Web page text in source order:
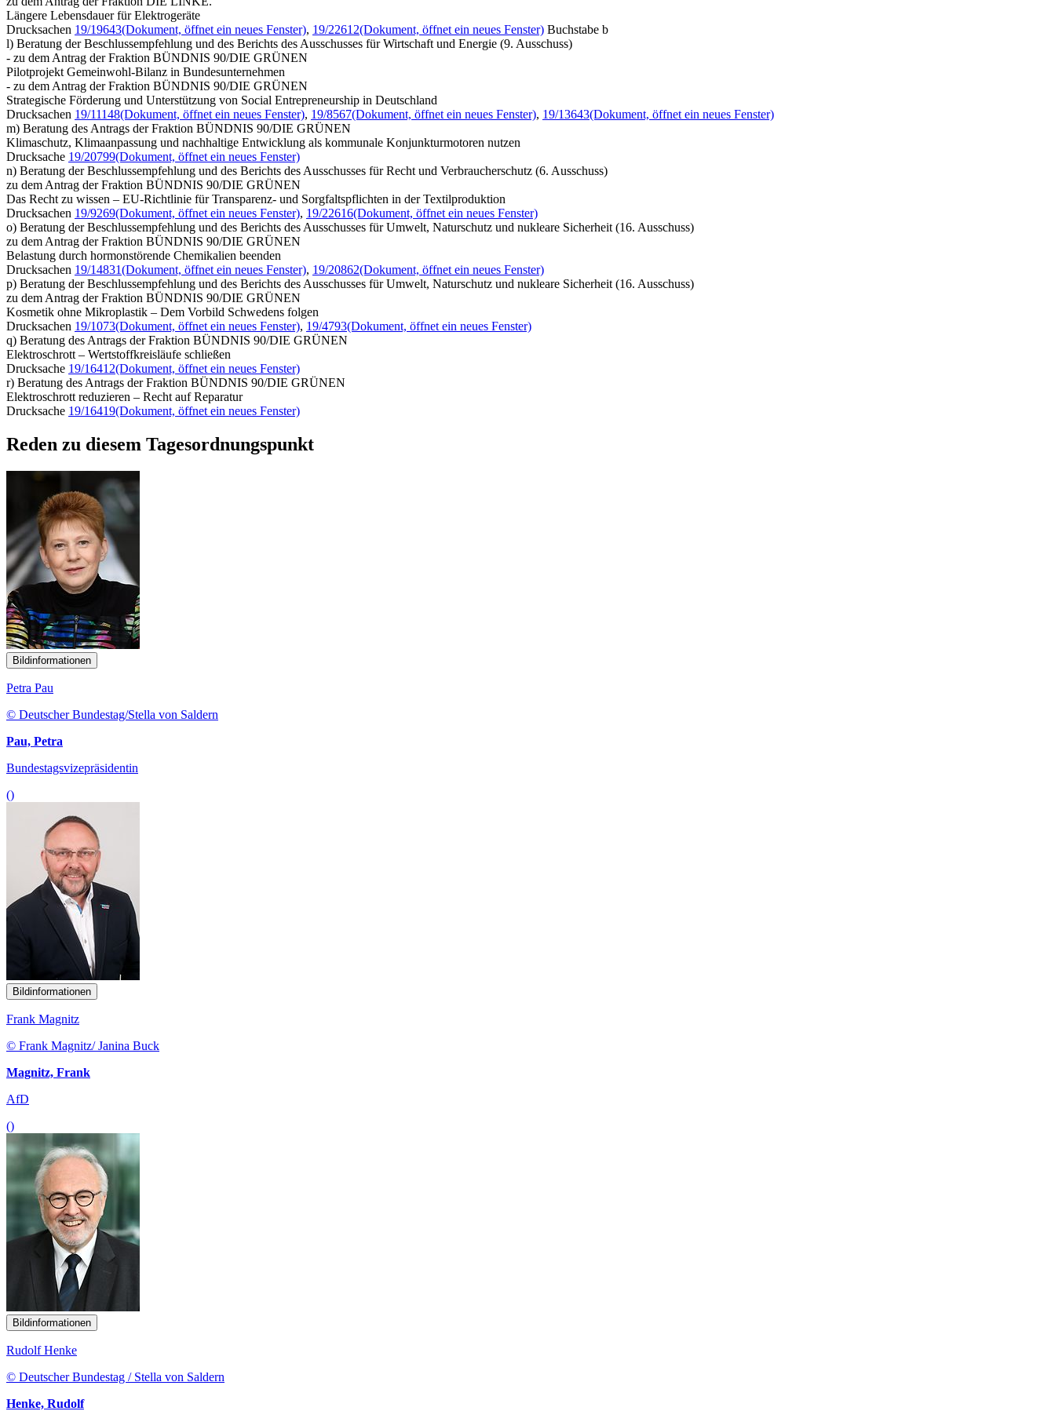
Längere Lebensdauer für Elektrogeräte
Drucksachen 19/19643(Dokument, öffnet ein neues Fenster), 19/22612(Dokument, öffnet ein neues Fenster) Buchstabe b
l) Beratung der Beschlussempfehlung und des Berichts des Ausschusses für Wirtschaft und Energie (9. Ausschuss)
- zu dem Antrag der Fraktion BÜNDNIS 90/DIE GRÜNEN
Pilotprojekt Gemeinwohl-Bilanz in Bundesunternehmen
- zu dem Antrag der Fraktion BÜNDNIS 90/DIE GRÜNEN
Strategische Förderung und Unterstützung von Social Entrepreneurship in Deutschland
Drucksachen 19/11148(Dokument, öffnet ein neues Fenster), 19/8567(Dokument, öffnet ein neues Fenster), 19/13643(Dokument, öffnet ein neues Fenster)
m) Beratung des Antrags der Fraktion BÜNDNIS 90/DIE GRÜNEN
Klimaschutz, Klimaanpassung und nachhaltige Entwicklung als kommunale Konjunkturmotoren nutzen
Drucksache 19/20799(Dokument, öffnet ein neues Fenster)
n) Beratung der Beschlussempfehlung und des Berichts des Ausschusses für Recht und Verbraucherschutz (6. Ausschuss)
zu dem Antrag der Fraktion BÜNDNIS 90/DIE GRÜNEN
Das Recht zu wissen – EU-Richtlinie für Transparenz- und Sorgfaltspflichten in der Textilproduktion
Drucksachen 19/9269(Dokument, öffnet ein neues Fenster), 19/22616(Dokument, öffnet ein neues Fenster)
o) Beratung der Beschlussempfehlung und des Berichts des Ausschusses für Umwelt, Naturschutz und nukleare Sicherheit (16. Ausschuss)
zu dem Antrag der Fraktion BÜNDNIS 90/DIE GRÜNEN
Belastung durch hormonstörende Chemikalien beenden
Drucksachen 19/14831(Dokument, öffnet ein neues Fenster), 19/20862(Dokument, öffnet ein neues Fenster)
p) Beratung der Beschlussempfehlung und des Berichts des Ausschusses für Umwelt, Naturschutz und nukleare Sicherheit (16. Ausschuss)
zu dem Antrag der Fraktion BÜNDNIS 90/DIE GRÜNEN
Kosmetik ohne Mikroplastik – Dem Vorbild Schwedens folgen
Drucksachen 19/1073(Dokument, öffnet ein neues Fenster), 19/4793(Dokument, öffnet ein neues Fenster)
q) Beratung des Antrags der Fraktion BÜNDNIS 90/DIE GRÜNEN
Elektroschrott – Wertstoffkreisläufe schließen
Drucksache 19/16412(Dokument, öffnet ein neues Fenster)
r) Beratung des Antrags der Fraktion BÜNDNIS 90/DIE GRÜNEN
Elektroschrott reduzieren – Recht auf Reparatur
Drucksache 19/16419(Dokument, öffnet ein neues Fenster)
Reden zu diesem Tagesordnungspunkt
Bildinformationen
Petra Pau
© Deutscher Bundestag/Stella von Saldern
Pau, Petra
Bundestagsvizepräsidentin
()
Bildinformationen
Frank Magnitz
© Frank Magnitz/ Janina Buck
Magnitz, Frank
AfD
()
Bildinformationen
Rudolf Henke
© Deutscher Bundestag / Stella von Saldern
Henke, Rudolf